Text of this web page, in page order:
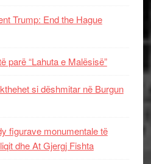
Trump: End the Hague
parë “Lahuta e Malësisë”
si dëshmitar në Burgun
figurave monumentale të
dhe At Gjergj Fishta